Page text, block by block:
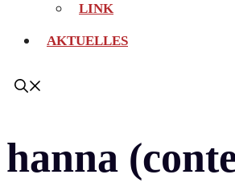
LINK
AKTUELLES
hanna